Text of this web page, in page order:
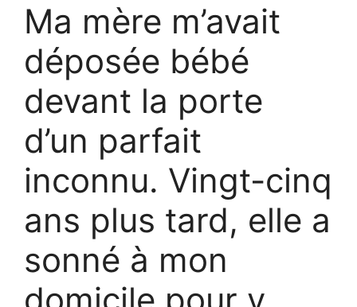
Ma mère m’avait
déposée bébé
devant la porte
d’un parfait
inconnu. Vingt-cinq
ans plus tard, elle a
sonné à mon